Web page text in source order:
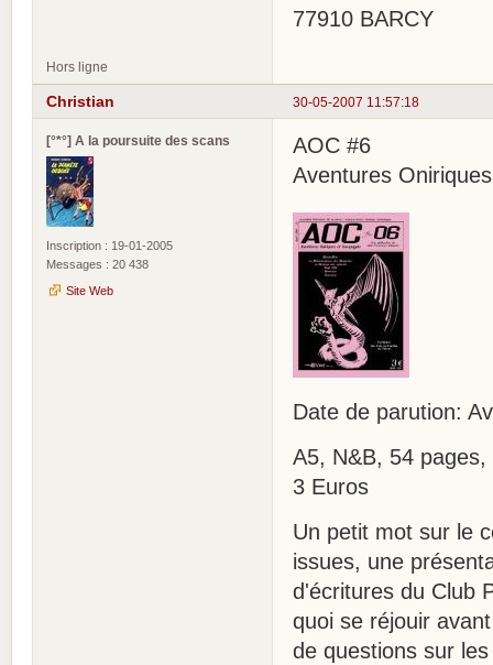
77910 BARCY
Hors ligne
30-05-2007 11:57:18
Christian
[°*°] A la poursuite des scans
Inscription : 19-01-2005
Messages : 20 438
Site Web
AOC #6
Aventures
Date de parution:
A5, N&B, 54
3 Euros
Un petit mot sur le
issues, une
d'écritures du Club
quoi se réjouir
de questions sur